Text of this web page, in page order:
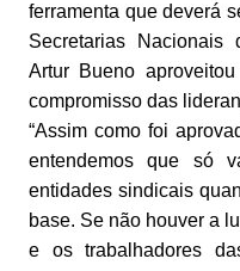
ferramenta que deverá
Secretarias Nacionais
Artur Bueno
compromisso das
“Assim como foi
entendemos que só
entidades sindicais
base. Se não houver a
e os trabalhadores